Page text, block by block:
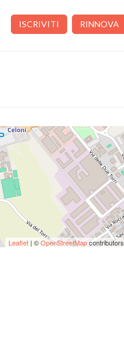
ISCRIVITI RINNOVA
Leaflet | ©OpenStreetMapcontributors